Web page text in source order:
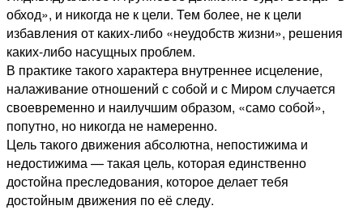
обход», и никогда не к цели. Тем более, не к цели
избавления от каких-либо «неудобств жизни», решения
каких-либо насущных проблем.
В практике такого характера внутреннее исцеление,
налаживание отношений с собой и с Миром случается
своевременно и наилучшим образом, «само собой»,
попутно, но никогда не намеренно.
Цель такого движения абсолютна, непостижима и
недостижима — такая цель, которая единственно
достойна преследования, которое делает тебя
достойным движения по её следу.